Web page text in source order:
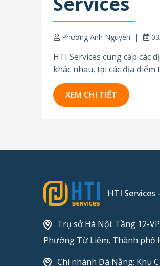
Phương Anh Nguyễn
HTI Services cung cấp các
khác nhau, tại các địa
lưu...
XEM CHI TIẾT
HTI Services
Trụ sở Hà Nội: Tầng 12-
Phường Từ Liêm, Thành phố
Chi nhánh Đà Nẵng: Khu